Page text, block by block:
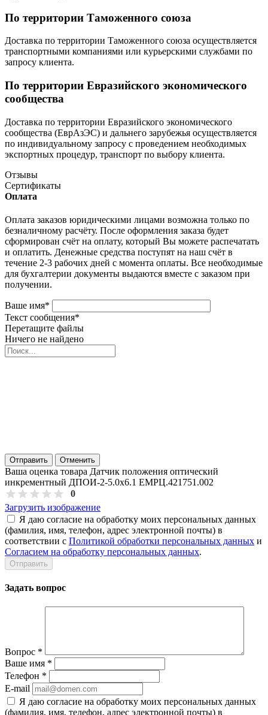
По территории Таможенного союза
Доставка по территории Таможенного союза осуществляется
транспортными компаниями или курьерскими службами по
запросу клиента.
По территории Евразийского экономического
сообщества
Доставка по территории Евразийского экономического
сообщества (ЕврАзЭС) и дальнего зарубежья осуществляется
по индивидуальному запросу с проведением необходимых
экспортных процедур, транспорт по выбору клиента.
Отзывы
Сертификаты
Оплата
Оплата заказов юридическими лицами возможна только по
безналичному расчёту. После оформления заказа будет
сформирован счёт на оплату, который Вы можете распечатать
и оплатить. Денежные средства поступят на наш счёт в
течение 2-3 рабочих дней с момента оплаты. Все необходимые
для бухгалтерии документы выдаются вместе с заказом при
получении.
Ваше имя*
Текст сообщения*
Перетащите файлы
Ничего не найдено
Отправить Отменить
Ваша оценка товара Датчик положения оптический
инкрементный ДПОИ-2-5.0х6.1 ЕМРЦ.421751.002
0
Загрузить изображение
Я даю согласие на обработку моих персональных данных
(фамилия, имя, телефон, адрес электронной почты) в
соответствии с Политикой обработки персональных данных и
Согласием на обработку персональных данных.
Задать вопрос
Вопрос *
Ваше имя *
Телефон *
E-mail
Я даю согласие на обработку моих персональных данных
(фамилия, имя, телефон, адрес электронной почты) в